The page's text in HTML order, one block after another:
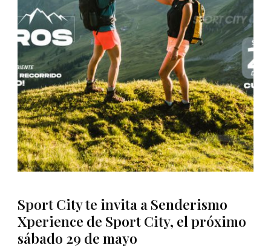
Sport City te invita a Senderismo
Xperience de Sport City, el próximo
sábado 29 de mayo